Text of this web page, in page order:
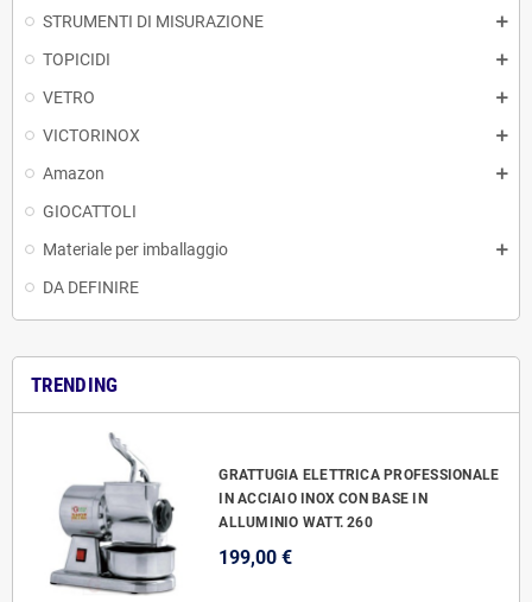
STRUMENTI DI MISURAZIONE
TOPICIDI
VETRO
VICTORINOX
Amazon
GIOCATTOLI
Materiale per imballaggio
DA DEFINIRE
TRENDING
GRATTUGIA ELETTRICA PROFESSIONALE
IN ACCIAIO INOX CON BASE IN
ALLUMINIO WATT. 260
199,00 €